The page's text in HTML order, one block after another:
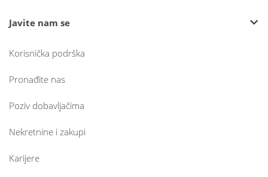
Javite nam se
Korisnička podrška
Pronađite nas
Poziv dobavljačima
Nekretnine i zakupi
Karijere